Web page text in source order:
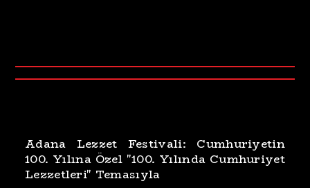
Adana Lezzet Festivali: Cumhuriyetin
100. Yılına Özel "100. Yılında Cumhuriyet
Lezzetleri" Temasıyla